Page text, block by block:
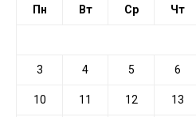
Пн Вт Ср Чт
3 4 5 6
10 11 12 13